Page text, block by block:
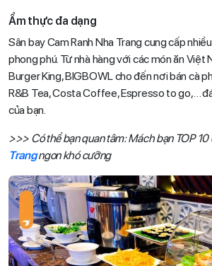
Ẩm thực đa dạng
Sân bay Cam Ranh Nha Trang cung cấp
phong phú. Từ nhà hàng với các món ăn Việt
Burger King, BIGBOWL cho đến nơi bán cà
R&B Tea, Costa Coffee, Espresso to go,…
của bạn.
>>> Có thể bạn quan tâm: Mách bạn TOP 10
Trangngon khó cưỡng